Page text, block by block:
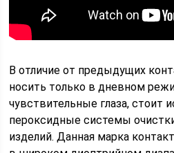
В отличие от предыдущих
носить только в дневном
чувствительные глаза, стоит
пероксидные системы
изделий. Данная марка